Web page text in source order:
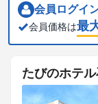
会員ログイ
会員価格は最
たびのホテ